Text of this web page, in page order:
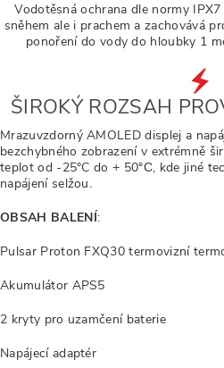
Vodotěsná ochrana dle normy
sněhem ale i prachem a zachovává
ponoření do vody do hloubky 1
ŠIROKÝ ROZSAH
Mrazuvzdorný AMOLED displej a
bezchybného zobrazení v extrémně
teplot od -25°C do + 50°С, kde jiné
napájení selžou.
OBSAH BALENÍ:
Pulsar Proton FXQ30 termovizní
Akumulátor APS5
2 kryty pro uzamčení baterie
Napájecí adaptér